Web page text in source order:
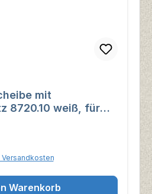
mit
8720.10 weiß, für
Warenkorb